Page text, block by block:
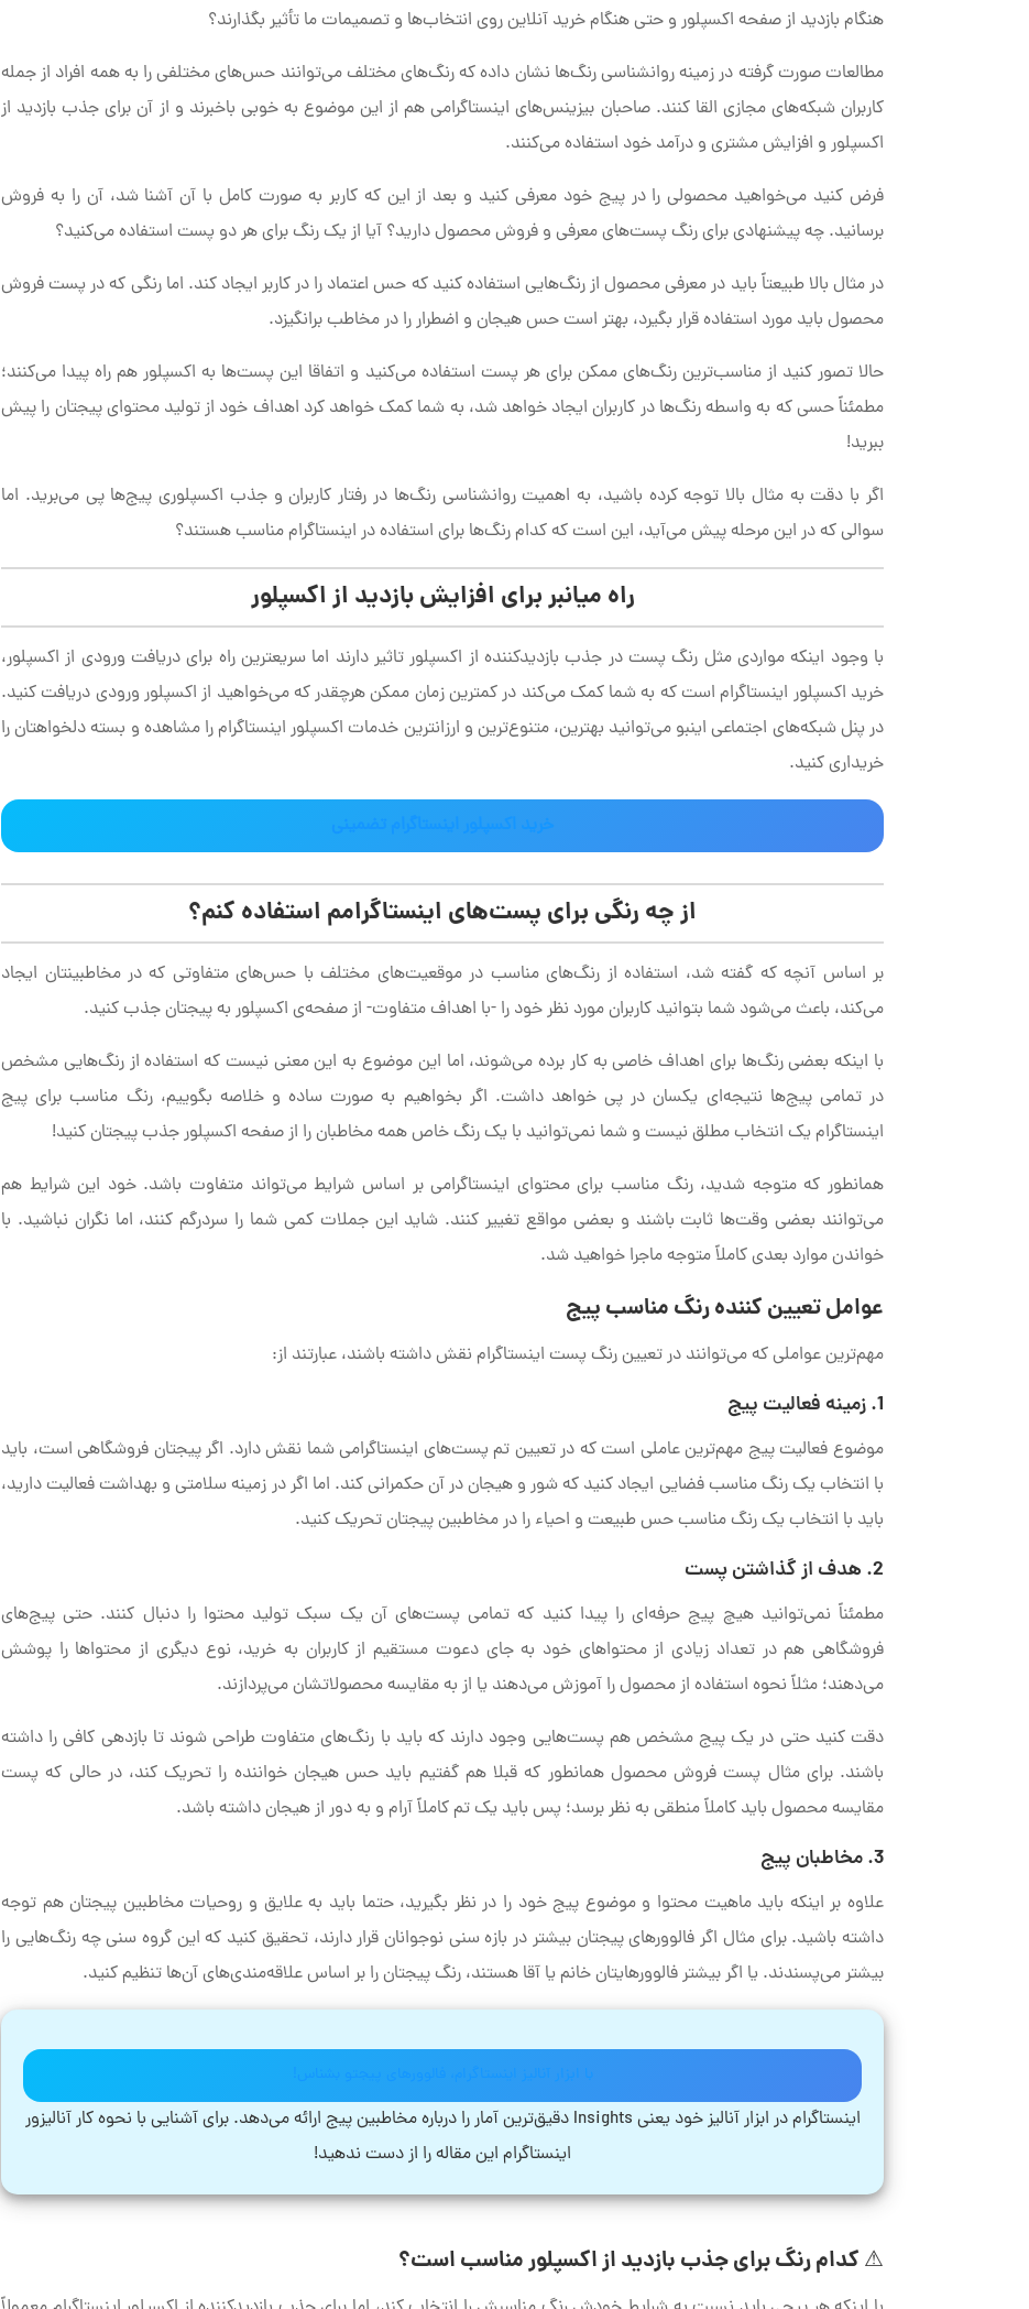
هنگام بازدید از صفحه اکسپلور و حتی هنگام خرید آنلاین روی انتخاب‌ها و تصمیمات ما تأثیر بگذارند؟
مطالعات صورت گرفته در زمینه روانشناسی رنگ‌ها نشان داده که رنگ‌های مختلف می‌توانند حس‌های مختلفی را به همه افراد از جمله
کاربران شبکه‌های مجازی القا کنند. صاحبان بیزینس‌های اینستاگرامی هم از این موضوع به خوبی باخبرند و از آن برای جذب بازدید از
اکسپلور و افزایش مشتری و درآمد خود استفاده می‌کنند.
فرض کنید می‌خواهید محصولی را در پیج خود معرفی کنید و بعد از این که کاربر به صورت کامل با آن آشنا شد، آن را به فروش
برسانید. چه پیشنهادی برای رنگ پست‌های معرفی و فروش محصول دارید؟ آیا از یک رنگ برای هر دو پست استفاده می‌کنید؟
در مثال بالا طبیعتاً باید در معرفی محصول از رنگ‌هایی استفاده کنید که حس اعتماد را در کاربر ایجاد کند. اما رنگی که در پست فروش
محصول باید مورد استفاده قرار بگیرد، بهتر است حس هیجان و اضطرار را در مخاطب برانگیزد.
حالا تصور کنید از مناسب‌ترین رنگ‌های ممکن برای هر پست استفاده می‌کنید و اتفاقا این پست‌ها به اکسپلور هم راه پیدا می‌کنند؛
مطمئناً حسی که به واسطه رنگ‌ها در کاربران ایجاد خواهد شد، به شما کمک خواهد کرد اهداف خود از تولید محتوای پیجتان را پیش
ببرید!
اگر با دقت به مثال بالا توجه کرده باشید، به اهمیت روانشناسی رنگ‌ها در رفتار کاربران و جذب اکسپلوری پیج‌ها پی می‌برید. اما
سوالی که در این مرحله پیش می‌آید، این است که کدام رنگ‌ها برای استفاده در اینستاگرام مناسب هستند؟
راه میانبر برای افزایش بازدید از اکسپلور
با وجود اینکه مواردی مثل رنگ پست در جذب بازدیدکننده از اکسپلور تاثیر دارند اما سریعترین راه برای دریافت ورودی از اکسپلور،
خرید اکسپلور اینستاگرام است که به شما کمک می‌کند در کمترین زمان ممکن هرچقدر که می‌خواهید از اکسپلور ورودی دریافت کنید.
در پنل شبکه‌های اجتماعی اینبو می‌توانید بهترین، متنوع‌ترین و ارزانترین خدمات اکسپلور اینستاگرام را مشاهده و بسته دلخواهتان را
خریداری کنید.
خرید اکسپلور اینستاگرام تضمینی
از چه رنگی برای پست‌های اینستاگرامم استفاده کنم؟
بر اساس آنچه که گفته شد، استفاده از رنگ‌های مناسب در موقعیت‌های مختلف با حس‌های متفاوتی که در مخاطبینتان ایجاد
می‌کند، باعث می‌شود شما بتوانید کاربران مورد نظر خود را -با اهداف متفاوت- از صفحه‌ی اکسپلور به پیجتان جذب کنید.
با اینکه بعضی رنگ‌ها برای اهداف خاصی به کار برده می‌شوند، اما این موضوع به این معنی نیست که استفاده از رنگ‌هایی مشخص
در تمامی پیج‌ها نتیجه‌ای یکسان در پی خواهد داشت. اگر بخواهیم به صورت ساده و خلاصه بگوییم، رنگ مناسب برای پیج
اینستاگرام یک انتخاب مطلق نیست و شما نمی‌توانید با یک رنگ خاص همه مخاطبان را از صفحه اکسپلور جذب پیجتان کنید!
همانطور که متوجه شدید، رنگ مناسب برای محتوای اینستاگرامی بر اساس شرایط می‌تواند متفاوت باشد. خود این شرایط هم
می‌توانند بعضی وقت‌ها ثابت باشند و بعضی مواقع تغییر کنند. شاید این جملات کمی شما را سردرگم کنند، اما نگران نباشید. با
خواندن موارد بعدی کاملاً متوجه ماجرا خواهید شد.
عوامل تعیین کننده رنگ مناسب پیج
مهم‌ترین عواملی که می‌توانند در تعیین رنگ پست اینستاگرام نقش داشته باشند، عبارتند از:
1. زمینه فعالیت پیج
موضوع فعالیت پیج مهم‌ترین عاملی است که در تعیین تم پست‌های اینستاگرامی شما نقش دارد. اگر پیجتان فروشگاهی است، باید
با انتخاب یک رنگ مناسب فضایی ایجاد کنید که شور و هیجان در آن حکمرانی کند. اما اگر در زمینه سلامتی و بهداشت فعالیت دارید،
باید با انتخاب یک رنگ مناسب حس طبیعت و احیاء را در مخاطبین پیجتان تحریک کنید.
2. هدف از گذاشتن پست
مطمئناً نمی‌توانید هیچ پیج حرفه‌ای را پیدا کنید که تمامی پست‌های آن یک سبک تولید محتوا را دنبال کنند. حتی پیج‌های
فروشگاهی هم در تعداد زیادی از محتواهای خود به جای دعوت مستقیم از کاربران به خرید، نوع دیگری از محتواها را پوشش
می‌دهند؛ مثلاً نحوه استفاده از محصول را آموزش می‌دهند یا از به مقایسه محصولاتشان می‌پردازند.
دقت کنید حتی در یک پیج مشخص هم پست‌هایی وجود دارند که باید با رنگ‌های متفاوت طراحی شوند تا بازدهی کافی را داشته
باشند. برای مثال پست فروش محصول همانطور که قبلا هم گفتیم باید حس هیجان خواننده را تحریک کند، در حالی که پست
مقایسه محصول باید کاملاً منطقی به نظر برسد؛ پس باید یک تم کاملاً آرام و به دور از هیجان داشته باشد.
3. مخاطبان پیج
علاوه بر اینکه باید ماهیت محتوا و موضوع پیج خود را در نظر بگیرید، حتما باید به علایق و روحیات مخاطبین پیجتان هم توجه
داشته باشید. برای مثال اگر فالوورهای پیجتان بیشتر در بازه سنی نوجوانان قرار دارند، تحقیق کنید که این گروه سنی چه رنگ‌هایی را
بیشتر می‌پسندند. یا اگر بیشتر فالوورهایتان خانم یا آقا هستند، رنگ پیجتان را بر اساس علاقه‌مندی‌های آن‌ها تنظیم کنید.
با ابزار آنالیز اینستاگرام، فالوورهای پیجتو بشناس!
اینستاگرام در ابزار آنالیز خود یعنی Insights دقیق‌ترین آمار را درباره مخاطبین پیج ارائه می‌دهد. برای آشنایی با نحوه کار آنالیزور
اینستاگرام این مقاله را از دست ندهید!
⚠ کدام رنگ برای جذب بازدید از اکسپلور مناسب است؟